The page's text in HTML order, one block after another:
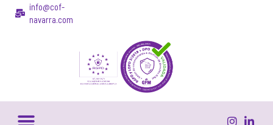
info@cof-
navarra.com